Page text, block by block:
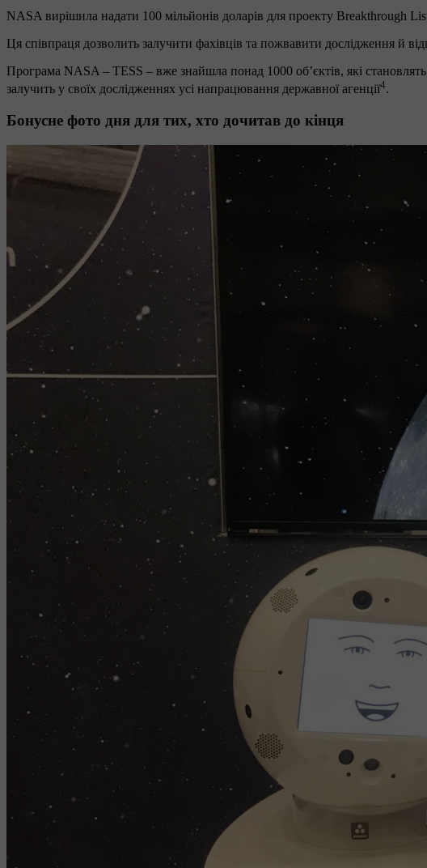
NASA вирішила надати 100 мільйонів доларів для проекту Breakthrough
Ця співпраця дозволить залучити фахівців та пожвавити дослідження й
Програма NASA – TESS – вже знайшла понад 1000 об’єктів, які
залучить у своїх дослідженнях усі напрацювання державної агенції4.
Бонусне фото дня для тих, хто дочитав до кінця